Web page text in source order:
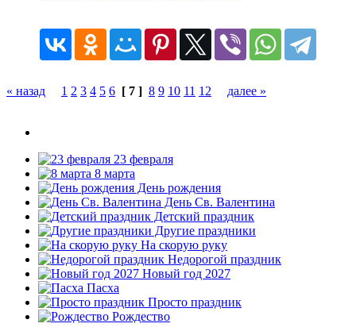
« назад 1 2 3 4 5 6 [ 7 ] 8 9 10 11 12 далее »
23 февраля
8 марта
День рождения
День Св. Валентина
Детский праздник
Другие праздники
На скорую руку
Недорогой праздник
Новый год 2027
Пасха
Просто праздник
Рождество